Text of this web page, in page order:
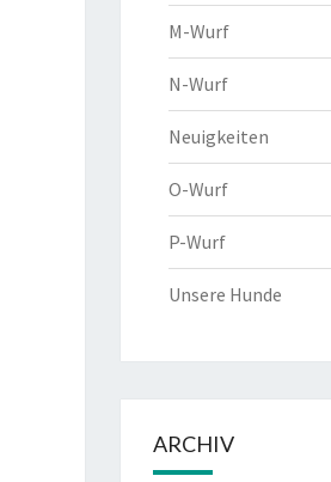
M-Wurf
N-Wurf
Neuigkeiten
O-Wurf
P-Wurf
Unsere Hunde
ARCHIV